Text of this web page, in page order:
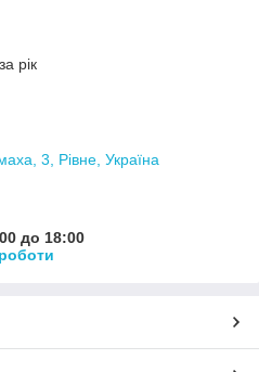
рік
3, Рівне, Україна
до 18:00